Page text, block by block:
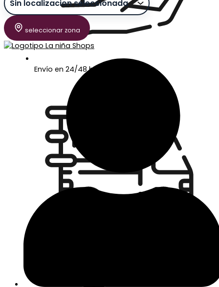
seleccionar zona
Envío en 24/48 horas laborables